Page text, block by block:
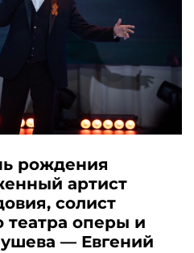
рождения
артист
солист
театра оперы и
— Евгений